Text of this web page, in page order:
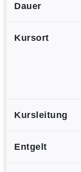
Dauer
Kursort
Kursleitung
Entgelt